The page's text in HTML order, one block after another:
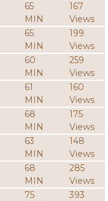
65
MIN
167
Views
65
MIN
199
Views
60
MIN
259
Views
61
MIN
160
Views
68
MIN
175
Views
63
MIN
148
Views
68
MIN
285
Views
75
393